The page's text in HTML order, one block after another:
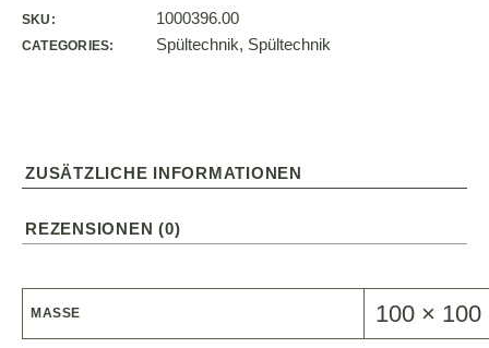
SKU: 1000396.00
CATEGORIES: Spültechnik, Spültechnik
ZUSÄTZLICHE INFORMATIONEN
REZENSIONEN (0)
MASSE 100 × 100